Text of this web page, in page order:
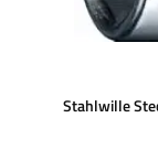
Stahlwille